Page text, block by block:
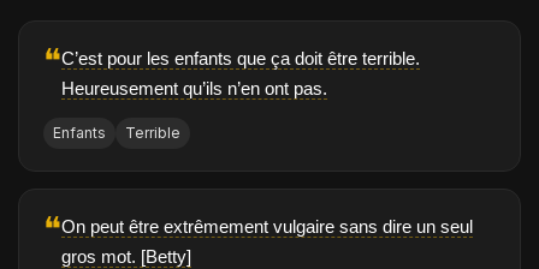
❝C’est pour les enfants que ça doit être terrible.
Heureusement qu’ils n’en ont pas.
Enfants Terrible
❝On peut être extrêmement vulgaire sans dire un seul
gros mot. [Betty]